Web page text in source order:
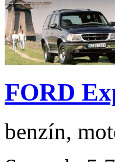
FORD
benzín,